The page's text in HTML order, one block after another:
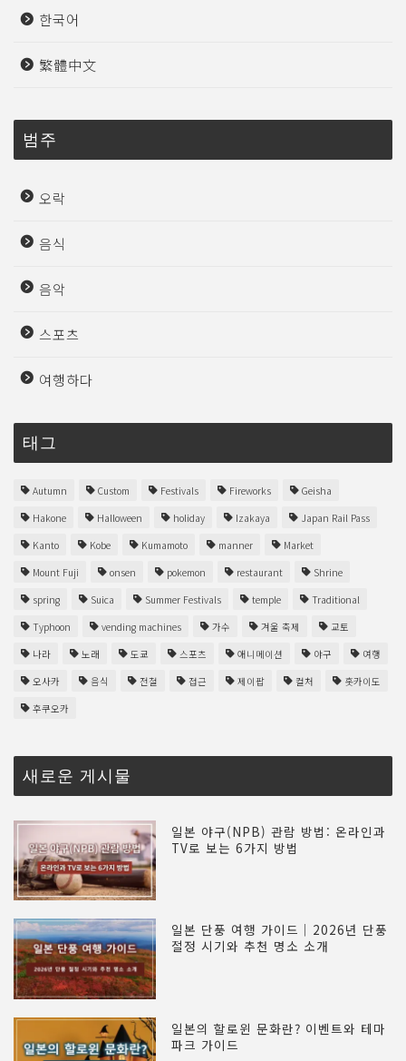
한국어
繁體中文
범주
오락
음식
음악
스포츠
여행하다
태그
Autumn Custom Festivals Fireworks
Geisha
Hakone
Halloween holiday Izakaya
Japan Rail Pass
Kanto
Kobe Kumamoto manner
Market
Mount Fuji
onsen pokemon restaurant
Shrine
spring
Suica Summer Festivals temple
Traditional
Typhoon
vending machines 가수 겨울 축제
교토
나라
노래 도쿄 스포츠 애니메이션 야구
여행
오사카
음식 전철 접근 제이팝 컬처
홋카이도
후쿠오카
새로운 게시물
일본 야구(NPB) 관람 방법: 온라인과
TV로 보는 6가지 방법
일본 단풍 여행 가이드｜2026년 단풍
절정 시기와 추천 명소 소개
일본의 할로윈 문화란? 이벤트와 테마
파크 가이드